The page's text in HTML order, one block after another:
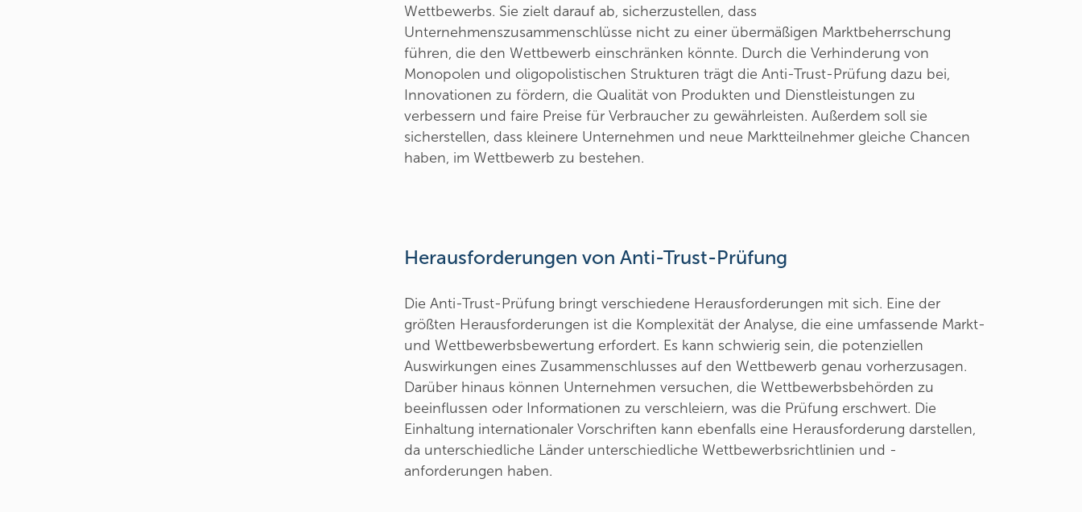
Wettbewerbs. Sie zielt darauf ab, sicherzustellen, dass
Unternehmenszusammenschlüsse nicht zu einer übermäßigen Marktbeherrschung
führen, die den Wettbewerb einschränken könnte. Durch die Verhinderung von
Monopolen und oligopolistischen Strukturen trägt die Anti-Trust-Prüfung dazu bei,
Innovationen zu fördern, die Qualität von Produkten und Dienstleistungen zu
verbessern und faire Preise für Verbraucher zu gewährleisten. Außerdem soll sie
sicherstellen, dass kleinere Unternehmen und neue Marktteilnehmer gleiche Chancen
haben, im Wettbewerb zu bestehen.
Herausforderungen von Anti-Trust-Prüfung
Die Anti-Trust-Prüfung bringt verschiedene Herausforderungen mit sich. Eine der
größten Herausforderungen ist die Komplexität der Analyse, die eine umfassende Markt-
und Wettbewerbsbewertung erfordert. Es kann schwierig sein, die potenziellen
Auswirkungen eines Zusammenschlusses auf den Wettbewerb genau vorherzusagen.
Darüber hinaus können Unternehmen versuchen, die Wettbewerbsbehörden zu
beeinflussen oder Informationen zu verschleiern, was die Prüfung erschwert. Die
Einhaltung internationaler Vorschriften kann ebenfalls eine Herausforderung darstellen,
da unterschiedliche Länder unterschiedliche Wettbewerbsrichtlinien und -
anforderungen haben.